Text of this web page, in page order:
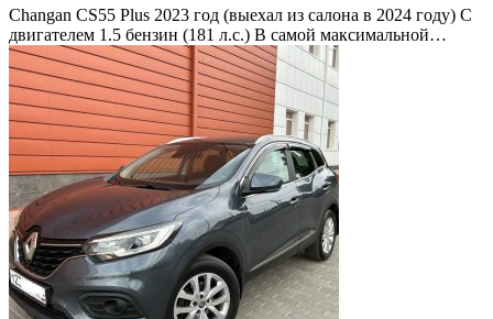
Changan CS55 Plus 2023 год (выехал из салона в 2024 году) С
двигателем 1.5 бензин (181 л.с.) В самой максимальной…